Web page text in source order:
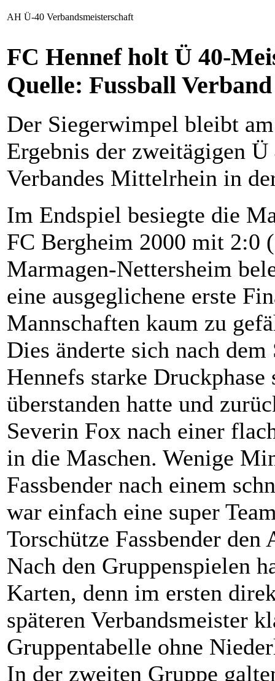
AH Ü-40 Verbandsmeisterschaft
FC Hennef holt Ü 40-
Quelle: Fussball
Der Siegerwimpel bleibt
Ergebnis der zweitägigen
Verbandes Mittelrhein in
Im Endspiel besiegte die
FC Bergheim 2000 mit 2:0
Marmagen-Nettersheim
eine ausgeglichene erste
Mannschaften kaum zu
Dies änderte sich nach
Hennefs starke Druckphase
überstanden hatte und
Severin Fox nach einer
in die Maschen. Wenige
Fassbender nach einem
war einfach eine super
Torschütze Fassbender
Nach den Gruppenspielen
Karten, denn im ersten
späteren Verbandsmeister
Gruppentabelle ohne
In der zweiten Gruppe